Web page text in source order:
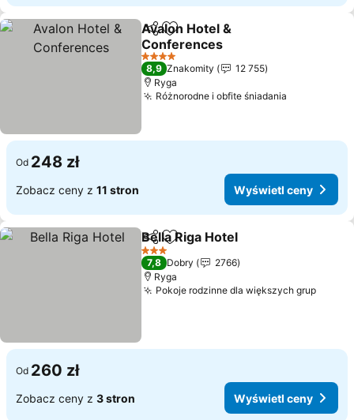
Udostępnij
Dodaj do ulubionych
Avalon Hotel &
Conferences
4 Kategoria
8,9 Znakomity
12 755
Ryga
Różnorodne i obfite śniadania
Od 248 zł
Zobacz ceny z 11 stron Wyświetl ceny
Udostępnij
Dodaj do ulubionych
Bella Riga Hotel
3 Kategoria
7,8 Dobry
2766
Ryga
Pokoje rodzinne dla większych grup
Od 260 zł
Zobacz ceny z 3 stron Wyświetl ceny